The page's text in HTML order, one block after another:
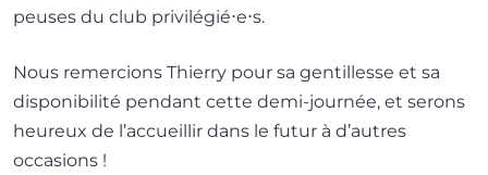
peuses du club privilégié⋅e⋅s.
Nous remer­cions Thierry pour sa gen­tillesse et sa
dis­po­ni­bi­li­té pen­dant cette demi-journée, et serons
heu­reux de l’ac­cueillir dans le futur à d’autres
occasions !